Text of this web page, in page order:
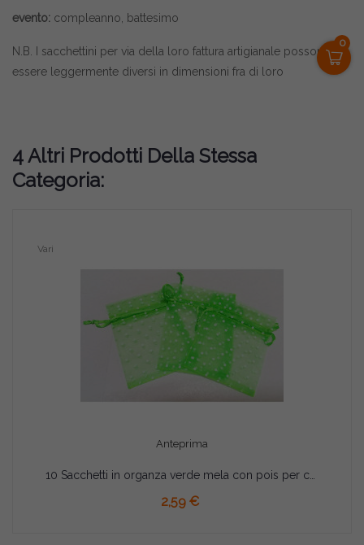
0
evento: compleanno, battesimo
N.B. I sacchettini per via della loro fattura artigianale possono
essere leggermente diversi in dimensioni fra di loro
4 Altri Prodotti Della Stessa
Categoria:
Anteprima
Vari
2,59 €